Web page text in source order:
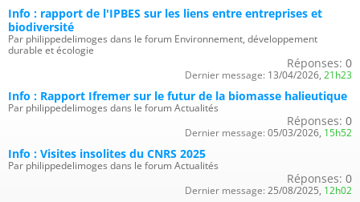
Info : rapport de l'IPBES sur les liens entre entreprises et
biodiversité
Par philippedelimoges dans le forum Environnement, développement
durable et écologie
Réponses: 0
Dernier message: 13/04/2026, 21h23
Info : Rapport Ifremer sur le futur de la biomasse halieutique
Par philippedelimoges dans le forum Actualités
Réponses: 0
Dernier message: 05/03/2026, 15h52
Info : Visites insolites du CNRS 2025
Par philippedelimoges dans le forum Actualités
Réponses: 0
Dernier message: 25/08/2025, 12h02